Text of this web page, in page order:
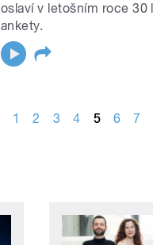
oslaví v letošním roce 30
ankety.
1 2 3 4 5 6 7